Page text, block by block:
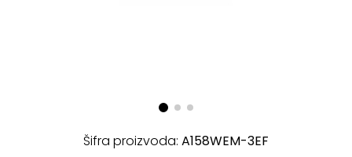
Šifra proizvoda: A158WEM-3EF